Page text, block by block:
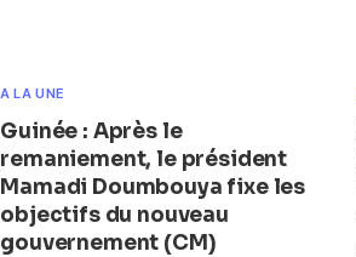
A LA UNE
Guinée : Après le
remaniement, le président
Mamadi Doumbouya fixe les
objectifs du nouveau
gouvernement (CM)